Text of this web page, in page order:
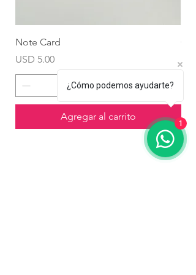
Note Card
Precio
USD 5.00
Agregar al carrito
¿Cómo podemos ayudarte?
1